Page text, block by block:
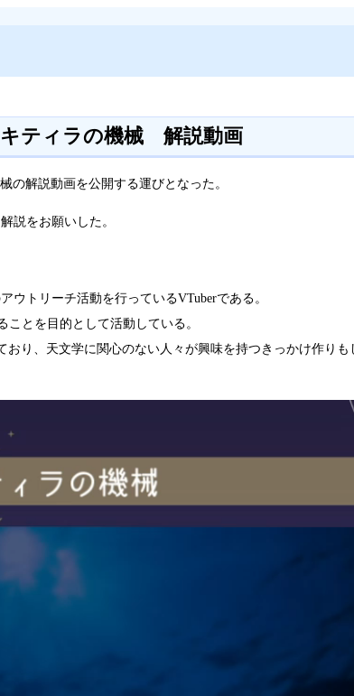
ティラの機械 解説動画
の解説動画を公開する運びとなった。
説をお願いした。
トリーチ活動を行っているVTuberである。
とを目的として活動している。
、天文学に関心のない人々が興味を持つきっかけ作りも